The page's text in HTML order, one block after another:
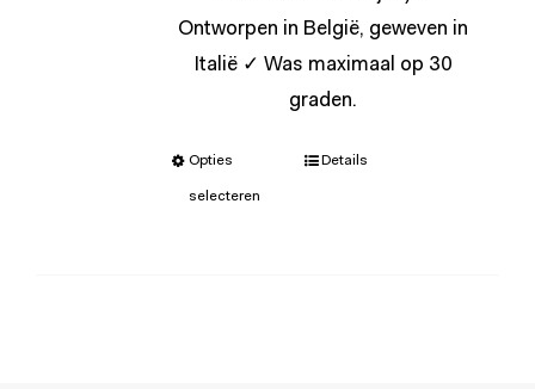
Ontworpen in België, geweven in
Italië ✓ Was maximaal op 30
graden.
Opties
selecteren
Details